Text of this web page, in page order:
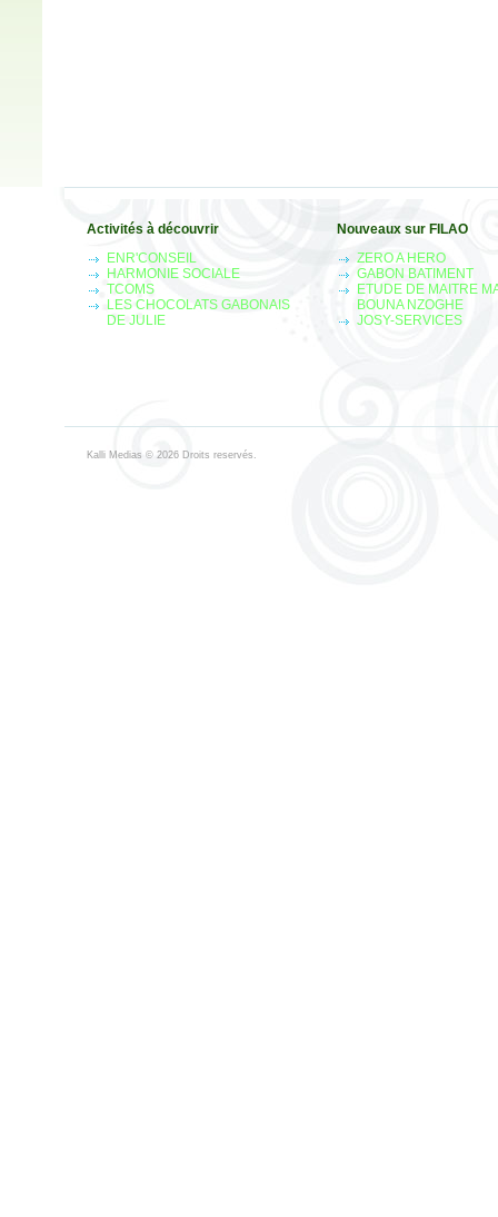
Activités à découvrir
ENR'CONSEIL
HARMONIE SOCIALE
TCOMS
LES CHOCOLATS GABONAIS
DE JULIE
Nouveaux sur FILAO
ZERO A HERO
GABON BATIMENT
ETUDE DE MAITRE
BOUNA NZOGHE
JOSY-SERVICES
Kalli Medias © 2026 Droits reservés.